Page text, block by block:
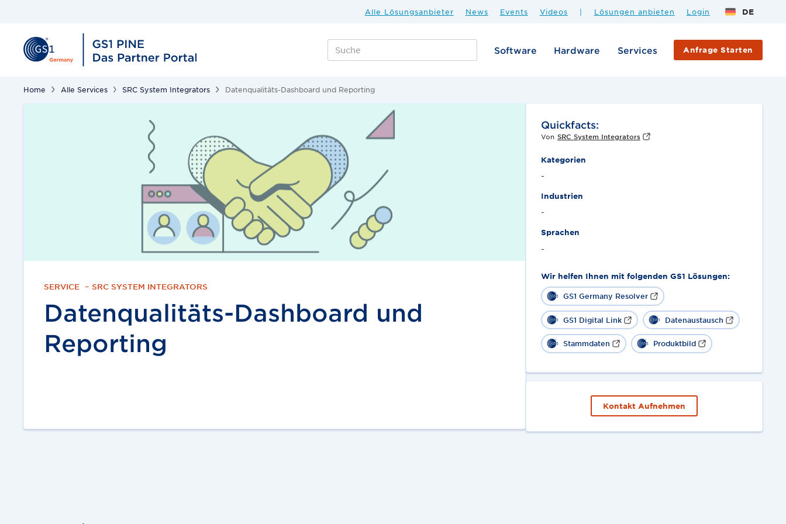
Alle Lösungsanbieter News Events Videos | Lösungen anbieten Login DE
Software Hardware Services Anfrage Starten
Home Alle Services SRC System Integrators Datenqualitäts-Dashboard und Reporting
SERVICE – SRC SYSTEM INTEGRATORS
Datenqualitäts-Dashboard und
Reporting
Quickfacts:
Von SRC System Integrators
Kategorien
-
Industrien
-
Sprachen
-
Wir helfen Ihnen mit folgenden GS1 Lösungen:
GS1 Germany Resolver
GS1 Digital Link Datenaustausch
Stammdaten Produktbild
Kontakt Aufnehmen